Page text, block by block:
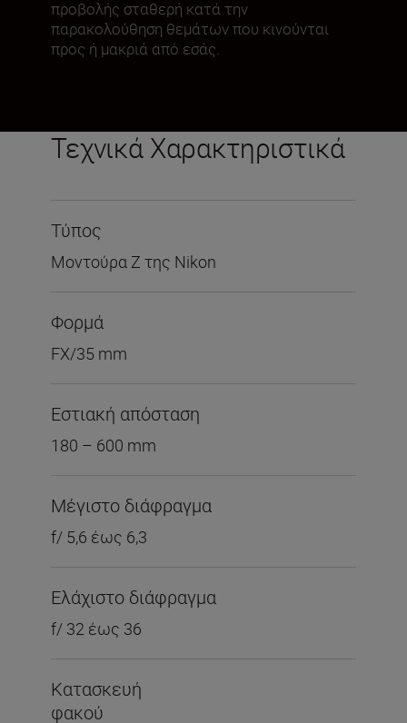
προβολής σταθερή κατά την
παρακολούθηση θεμάτων που κινούνται
προς ή μακριά από εσάς.
Τεχνικά Χαρακτηριστικά
Τύπος
Μοντούρα Ζ της Nikon
Φορμά
FX/35 mm
Εστιακή απόσταση
180 – 600 mm
Μέγιστο διάφραγμα
f/ 5,6 έως 6,3
Ελάχιστο διάφραγμα
f/ 32 έως 36
Κατασκευή
φακού